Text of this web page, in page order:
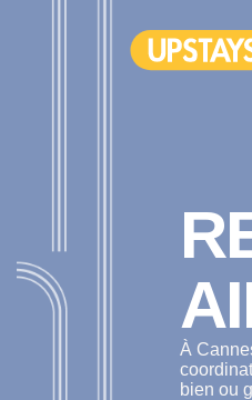
À
bien ou